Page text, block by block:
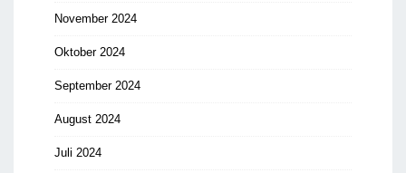
November 2024
Oktober 2024
September 2024
August 2024
Juli 2024